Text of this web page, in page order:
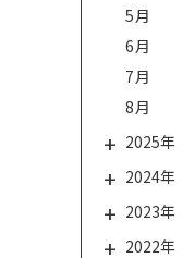
5月
6月
7月
8月
2025年
2024年
2023年
2022年